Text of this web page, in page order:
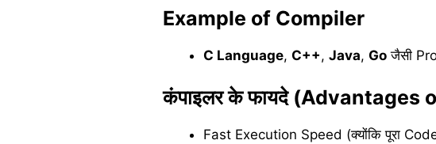
Example of Compiler
C Language, C++, Java, Go जैसी
कंपाइलर के फायदे(Advantages
Fast Execution Speed (क्योंकि पूरा